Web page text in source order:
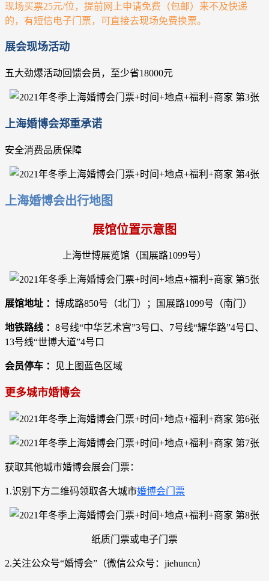
现场买票25元/位，提前网上申请免费（包邮）来不及快递
的，有短信电子门票，可直接去现场免费换票。
展会现场活动
五大劲爆活动回馈会员，至少省18000元
上海婚博会郑重承诺
安全消费品质保障
上海婚博会出行地图
展馆位置示意图
上海世博展览馆（国展路1099号）
展馆地址 ： 博成路850号（北门）；国展路1099号（南门）
地铁路线 ： 8号线“中华艺术宫”3号口、7号线“耀华路”4号口、
13号线“世博大道”4号口
会员停车 ： 见上图蓝色区域
更多城市婚博会
获取其他城市婚博会展会门票：
1.识别下方二维码领取各大城市婚博会门票
纸质门票或电子门票
2.关注公众号“婚博会”（微信公众号：jiehuncn）